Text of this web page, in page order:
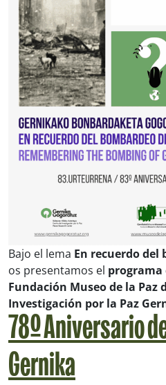
Bajo el lema En recuerdo del
os presentamos el
Fundación Museo de la Paz
Investigación por la Paz
78º Aniversario
Gernika